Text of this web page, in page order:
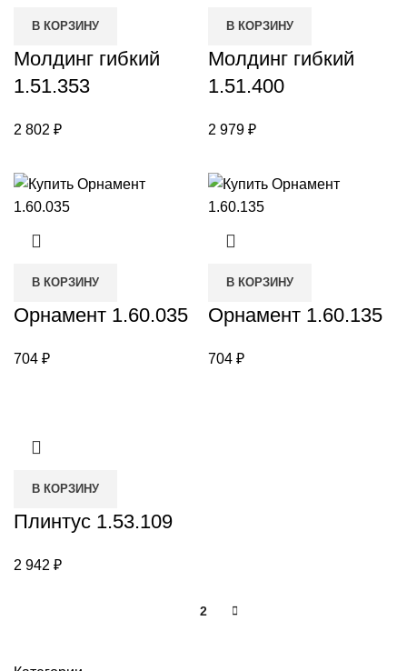
В КОРЗИНУ
Молдинг гибкий
1.51.353
2 802 ₽
В КОРЗИНУ
Молдинг гибкий
1.51.400
2 979 ₽
В КОРЗИНУ
Орнамент 1.60.035
704 ₽
В КОРЗИНУ
Орнамент 1.60.135
704 ₽
В КОРЗИНУ
Плинтус 1.53.109
2 942 ₽
2